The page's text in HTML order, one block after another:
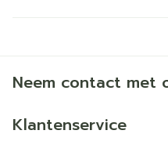
Neem contact met
Klantenservice